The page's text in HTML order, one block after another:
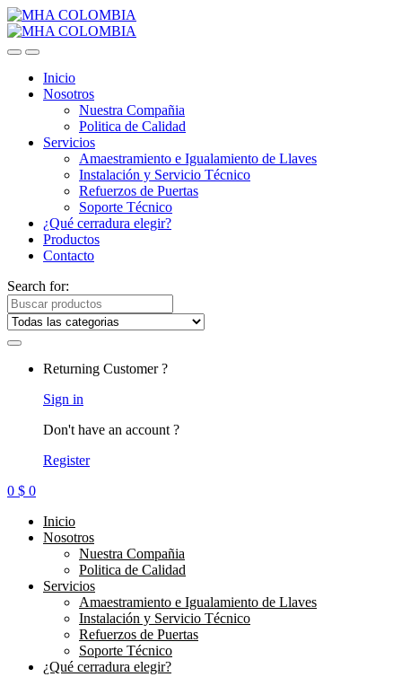
Inicio
Nosotros
Nuestra Compañia
Politica de Calidad
Servicios
Amaestramiento e Igualamiento de Llaves
Instalación y Servicio Técnico
Refuerzos de Puertas
Soporte Técnico
¿Qué cerradura elegir?
Productos
Contacto
Search for:
Returning Customer ?
Sign in
Don't have an account ?
Register
0 $ 0
Inicio
Nosotros
Nuestra Compañia
Politica de Calidad
Servicios
Amaestramiento e Igualamiento de Llaves
Instalación y Servicio Técnico
Refuerzos de Puertas
Soporte Técnico
¿Qué cerradura elegir?